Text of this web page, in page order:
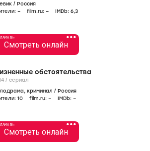
/ Россия
– film.ru: – IMDb: 6,3
•••
18+
Смотреть онлайн
обстоятельства
/ сериал
, криминал / Россия
10 film.ru: – IMDb: –
•••
18+
Смотреть онлайн